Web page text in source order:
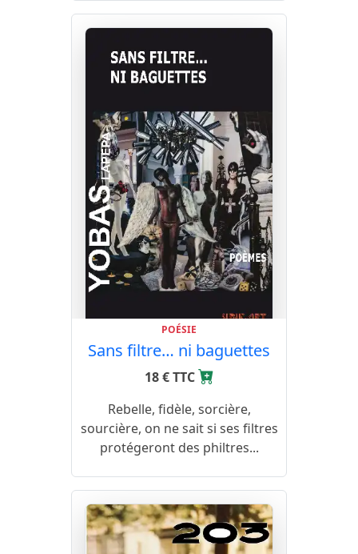
POÉSIE
Sans filtre… ni baguettes
18 € TTC
Rebelle, fidèle, sorcière,
sourcière, on ne sait si ses filtres
protégeront des philtres...